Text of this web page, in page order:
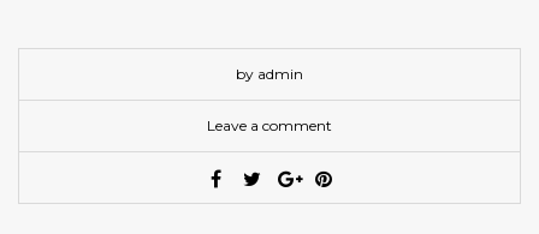
by admin
Leave a comment